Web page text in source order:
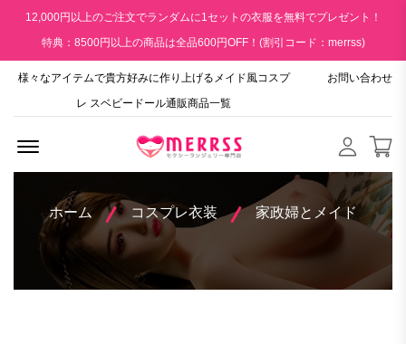
12,000円以上のご注文でランダムに1セットの衣服を無料でプレゼント！
特典：8500円以上の商品は全品600円OFF！(割引コード：merrss)
様々なアイテムで貴方好みに作り上げるメイド風コスプ
レ スベビードール通販商品一覧
お問い合わせ
ホーム コスプレ衣装 家政婦とメイド